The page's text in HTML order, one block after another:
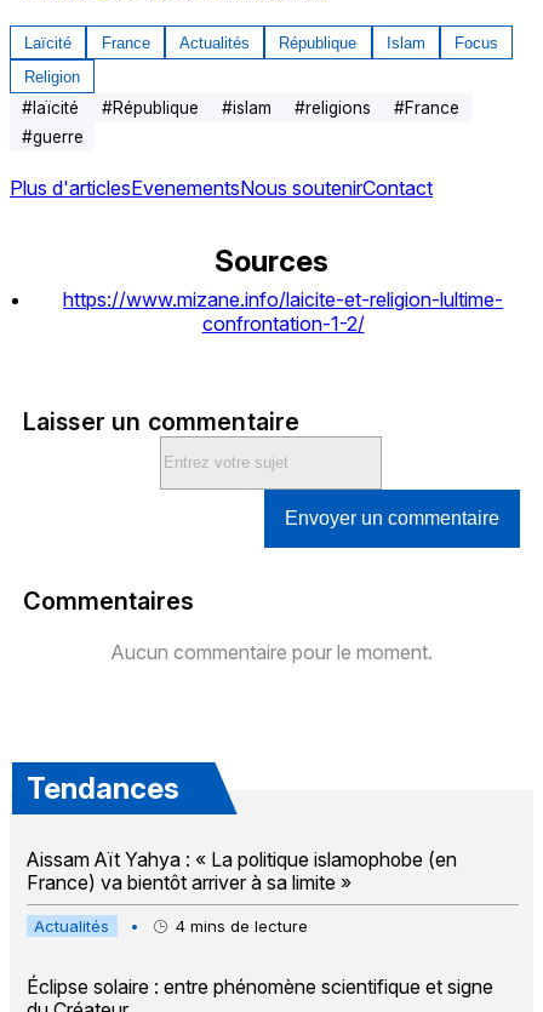
Laïcité France Actualités République Islam
Focus
Religion
#laïcité #République #islam #religions #France
#guerre
Plus d'articlesEvenementsNous soutenirContact
Sources
https://www.mizane.info/laicite-et-religion-lultime-
confrontation-1-2/
Laisser un commentaire
Envoyer un commentaire
Commentaires
Aucun commentaire pour le moment.
Tendances
Aissam Aït Yahya : « La politique islamophobe (en
France) va bientôt arriver à sa limite »
Actualités • 4 mins de lecture
Éclipse solaire : entre phénomène scientifique et signe